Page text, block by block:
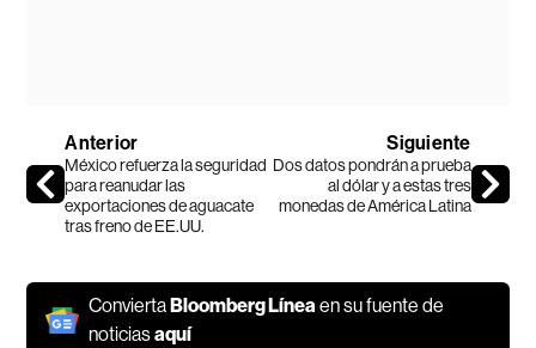
Anterior
México refuerza la seguridad
para reanudar las
exportaciones de aguacate
tras freno de EE.UU.
Siguiente
Dos datos pondrán a prueba
al dólar y a estas tres
monedas de América Latina
ConviertaBloomberg Líneaen su fuente de
noticiasaquí